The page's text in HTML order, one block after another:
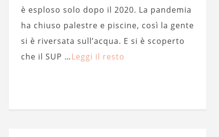
è esploso solo dopo il 2020. La pandemia
ha chiuso palestre e piscine, così la gente
si è riversata sull’acqua. E si è scoperto
che il SUP …Leggi il resto